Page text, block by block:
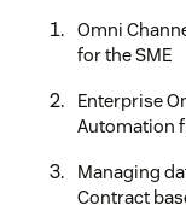
Omni
for the SME
Enterprise
Automation
Managing
Contract